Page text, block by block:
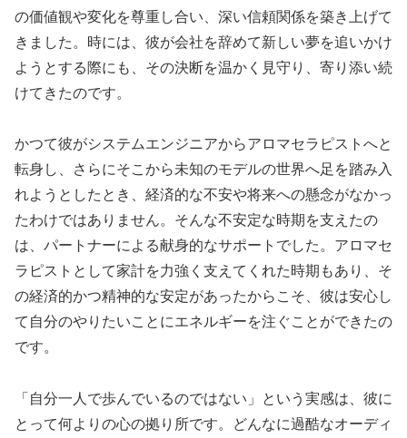
の価値観や変化を尊重し合い、深い信頼関係を築き上げて
きました。時には、彼が会社を辞めて新しい夢を追いかけ
ようとする際にも、その決断を温かく見守り、寄り添い続
けてきたのです。
かつて彼がシステムエンジニアからアロマセラピストへと
転身し、さらにそこから未知のモデルの世界へ足を踏み入
れようとしたとき、経済的な不安や将来への懸念がなかっ
たわけではありません。そんな不安定な時期を支えたの
は、パートナーによる献身的なサポートでした。アロマセ
ラピストとして家計を力強く支えてくれた時期もあり、そ
の経済的かつ精神的な安定があったからこそ、彼は安心し
て自分のやりたいことにエネルギーを注ぐことができたの
です。
「自分一人で歩んでいるのではない」という実感は、彼に
とって何よりの心の拠り所です。どんなに過酷なオーディ